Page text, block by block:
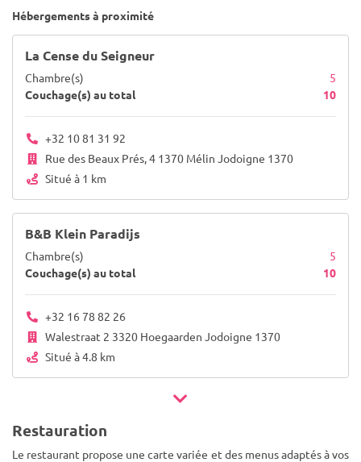
Hébergements à proximité
La Cense du Seigneur
Chambre(s)
5
Couchage(s) au total
10
+32 10 81 31 92
Rue des Beaux Prés, 4 1370 Mélin Jodoigne 1370
Situé à 1 km
B&B Klein Paradijs
Chambre(s)
5
Couchage(s) au total
10
+32 16 78 82 26
Walestraat 2 3320 Hoegaarden Jodoigne 1370
Situé à 4.8 km
Restauration
Le restaurant propose une carte variée et des menus adaptés à vos